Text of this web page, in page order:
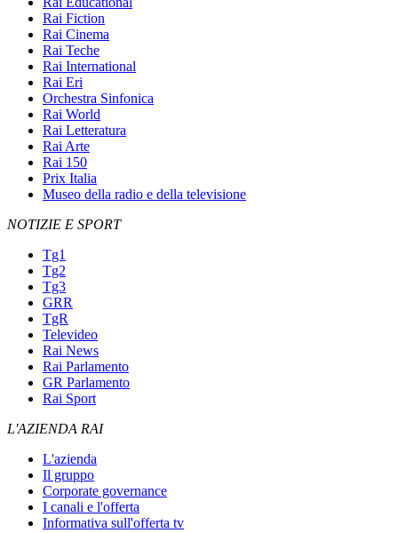
Rai Fiction
Rai Cinema
Rai Teche
Rai International
Rai Eri
Orchestra Sinfonica
Rai World
Rai Letteratura
Rai Arte
Rai 150
Prix Italia
Museo della radio e della televisione
NOTIZIE E SPORT
Tg1
Tg2
Tg3
GRR
TgR
Televideo
Rai News
Rai Parlamento
GR Parlamento
Rai Sport
L'AZIENDA RAI
L'azienda
Il gruppo
Corporate governance
I canali e l'offerta
Informativa sull'offerta tv